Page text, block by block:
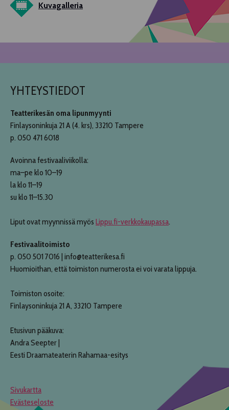
Kuvagalleria
YHTEYSTIEDOT
Teatterikesän oma lipunmyynti
Finlaysoninkuja 21 A (4. krs), 33210 Tampere
p. 050 471 6018
Avoinna festivaaliviikolla:
ma–pe klo 10–19
la klo 11–19
su klo 11–15.30
Liput ovat myynnissä myös Lippu.fi-verkkokaupassa.
Festivaalitoimisto
p. 050 501 7016 | info@teatterikesa.fi
Huomioithan, että toimiston numerosta ei voi varata lippuja.
Toimiston osoite:
Finlaysoninkuja 21 A, 33210 Tampere
Etusivun pääkuva:
Andra Seepter |
Eesti Draamateaterin Rahamaa-esitys
Sivukartta
Evästeseloste